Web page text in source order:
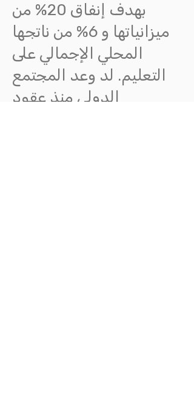
بهدف إنفاق 20% من
ميزانياتها و 6% من ناتجها
المحلي الإجمالي على
التعليم. لد وعد المجتمع
الدولي منذ عقود